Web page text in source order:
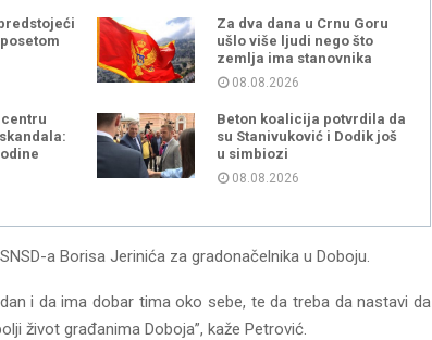
Za dva dana u Crnu Goru
ušlo više ljudi nego što
zemlja ima stanovnika
08.08.2026
centru
Beton koalicija potvrdila da
su Stanivuković i Dodik još
u simbiozi
08.08.2026
a Borisa Jerinića za gradonačelnika u Doboju.
i da ima dobar tima oko sebe, te da treba da nastavi da
život građanima Doboja”, kaže Petrović.